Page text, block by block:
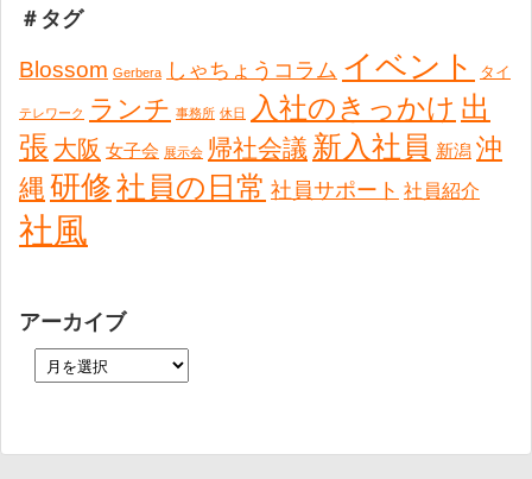
＃タグ
Blossom Gerbera しゃちょうコラム イベント タイ
テレワーク ランチ 事務所 休日 入社のきっかけ 出
張 大阪 女子会 展示会 帰社会議 新入社員 新潟 沖
縄 研修社員の日常 社員サポート 社員紹介
社風
アーカイブ